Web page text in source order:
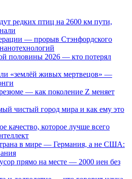
редких птиц на 2600 км пути,
— прорыв Стэнфордского
половины 2026 — кто потерял
«землёй живых мертвецов» —
— как поколение Z меняет
чистый город мира и как ему это
качество, которое лучше всего
в мире — Германия, а не США:
прямо на месте — 2000 иен без